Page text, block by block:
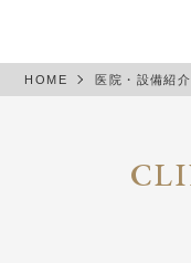
HOME 医院・設備紹介